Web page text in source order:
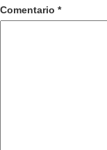
Comentario *